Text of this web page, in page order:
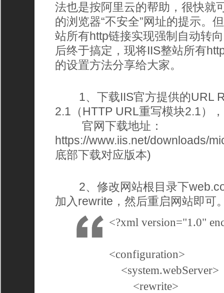
法也是按阿里云的帮助，很快就
的浏览器“不安全”网址的提示。
站所有http链接实现强制自动转
后终于搞定，现将IIS整站所有
的设置方法分享给大家。
1、下载IIS官方提供的URL
2.1（HTTP URL重写模块2.1）
官网下载地址：
https://www.iis.net/downloads/
底部下载对应版本)
2、修改网站根目录下
加入rewrite，然后重启网站即可
<?xml version="1.0"
<configuration>
<system.webServer>
<rewrite>